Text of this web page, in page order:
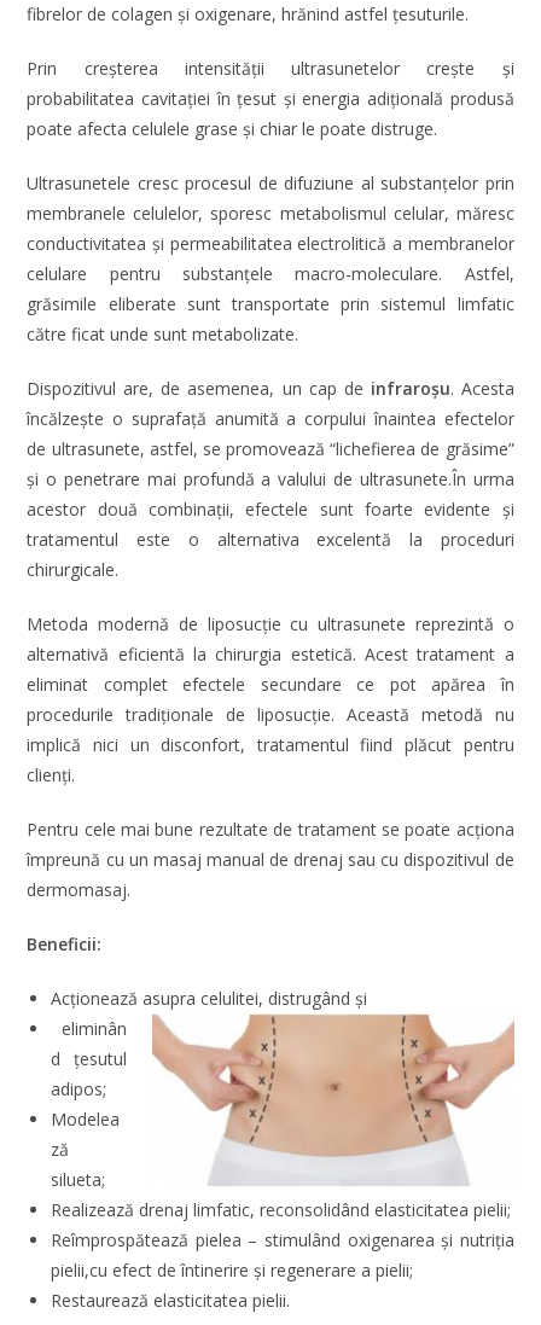
fibrelor de colagen și oxigenare, hrănind astfel țesuturile.
Prin creșterea intensității ultrasunetelor crește și
probabilitatea cavitației în țesut și energia adițională produsă
poate afecta celulele grase și chiar le poate distruge.
Ultrasunetele cresc procesul de difuziune al substanțelor prin
membranele celulelor, sporesc metabolismul celular, măresc
conductivitatea și permeabilitatea electrolitică a membranelor
celulare pentru substanțele macro-moleculare. Astfel,
grăsimile eliberate sunt transportate prin sistemul limfatic
către ficat unde sunt metabolizate.
Dispozitivul are, de asemenea, un cap de infraroșu. Acesta
încălzeşte o suprafaţă anumită a corpului înaintea efectelor
de ultrasunete, astfel, se promovează “lichefierea de grăsime”
şi o penetrare mai profundă a valului de ultrasunete.În urma
acestor două combinaţii, efectele sunt foarte evidente şi
tratamentul este o alternativa excelentă la proceduri
chirurgicale.
Metoda modernă de liposucție cu ultrasunete reprezintă o
alternativă eficientă la chirurgia estetică. Acest tratament a
eliminat complet efectele secundare ce pot apărea în
procedurile tradiționale de liposucție. Această metodă nu
implică nici un disconfort, tratamentul fiind plăcut pentru
clienți.
Pentru cele mai bune rezultate de tratament se poate acționa
împreună cu un masaj manual de drenaj sau cu dispozitivul de
dermomasaj.
Beneficii:
Acționează asupra celulitei, distrugând și
eliminân
d țesutul
adipos;
Modelea
ză
silueta;
Realizează drenaj limfatic, reconsolidând elasticitatea pielii;
Reîmprospătează pielea – stimulând oxigenarea și nutriția
pielii,cu efect de întinerire și regenerare a pielii;
Restaurează elasticitatea pielii.